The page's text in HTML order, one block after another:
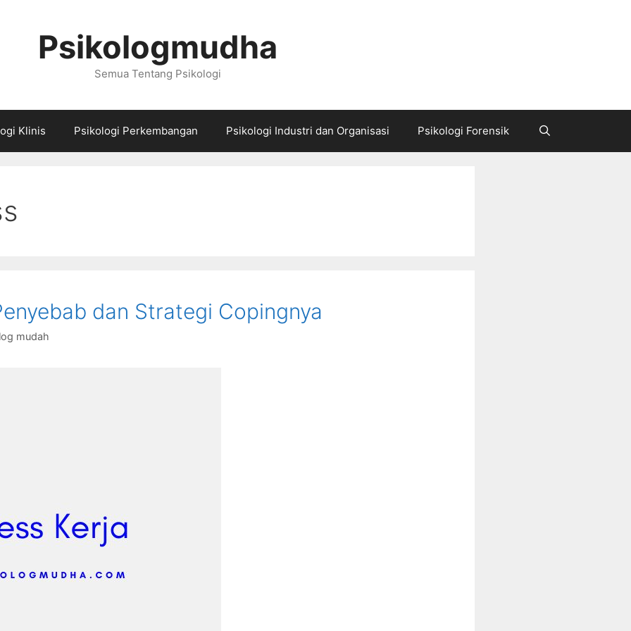
Psikologmudha
Semua Tentang Psikologi
Klinis Psikologi Perkembangan Psikologi Industri dan Organisasi Psikologi Forensik
dan Strategi Copingnya
mudah